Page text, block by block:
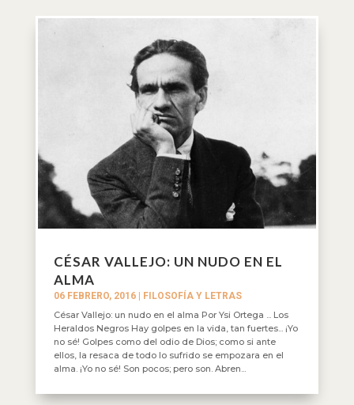
CÉSAR VALLEJO: UN NUDO EN EL
ALMA
06 FEBRERO, 2016|
FILOSOFÍA Y LETRAS
César Vallejo: un nudo en el alma Por Ysi Ortega ... Los
Heraldos Negros Hay golpes en la vida, tan fuertes... ¡Yo
no sé! Golpes como del odio de Dios; como si ante
ellos, la resaca de todo lo sufrido se empozara en el
alma. ¡Yo no sé! Son pocos; pero son. Abren...